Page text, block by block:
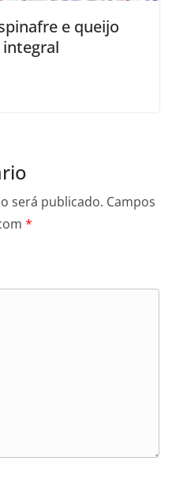
e queijo
será publicado. Campos
*